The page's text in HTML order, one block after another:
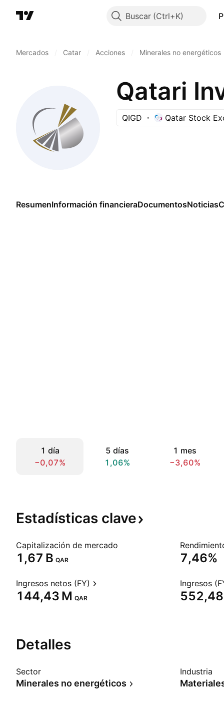
Buscar
Mercados Catar Acciones Minerales no energéticos
Qatari
QIGD Qatar Stock
ResumenInformación financieraDocumentosNoticias
1 día
−0,07%
5 días
1,06%
1 mes
−3,60%
Estadísticas clave
Capitalización de mercado
‪1,67 B‬ QAR 7,46%
Ingresos netos (FY)
‪144,43 M‬ QAR
Ingresos
‪552,48
Detalles
Sector
Minerales no energéticos
Industria